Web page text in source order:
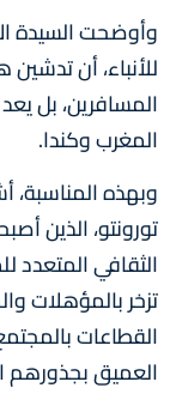
وأوضحت السيدة
للأنباء، أن
المسافرين، بل
المغرب وكندا.
وبهذه المناسبة،
تورونتو، الذين
الثقافي المتعدد
تزخر بالمؤهلات
القطاعات
العميق بجذورهم